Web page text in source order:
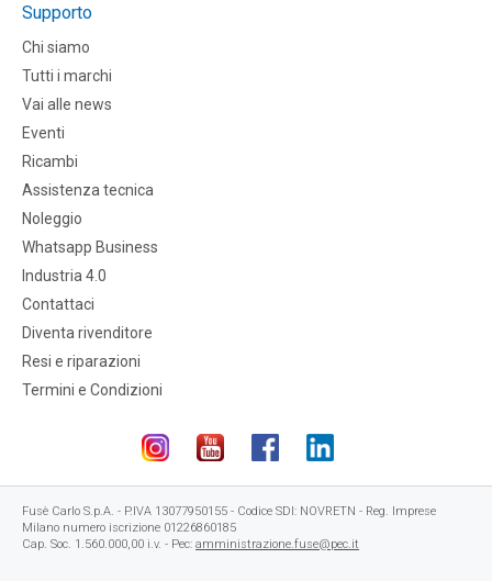
Supporto
Chi siamo
Tutti i marchi
Vai alle news
Eventi
Ricambi
Assistenza tecnica
Noleggio
Whatsapp Business
Industria 4.0
Contattaci
Diventa rivenditore
Resi e riparazioni
Termini e Condizioni
Fusè Carlo S.p.A. - P.IVA 13077950155 - Codice SDI: NOVRETN - Reg. Imprese
Milano numero iscrizione 01226860185
Cap. Soc. 1.560.000,00 i.v. - Pec: amministrazione.fuse@pec.it